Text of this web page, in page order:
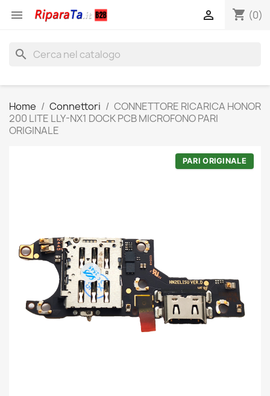
 shopping_cart (0)

search
Home Connettori
CONNETTORE RICARICA HONOR
200 LITE LLY-NX1 DOCK PCB MICROFONO PARI
ORIGINALE
PARI ORIGINALE